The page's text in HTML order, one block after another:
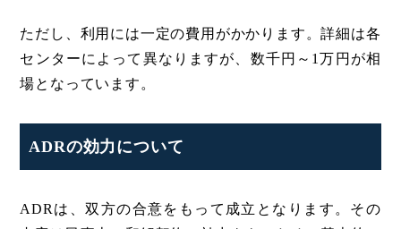
ただし、利用には一定の費用がかかります。詳細は各
センターによって異なりますが、数千円～1万円が相
場となっています。
ADRの効力について
ADRは、双方の合意をもって成立となります。その